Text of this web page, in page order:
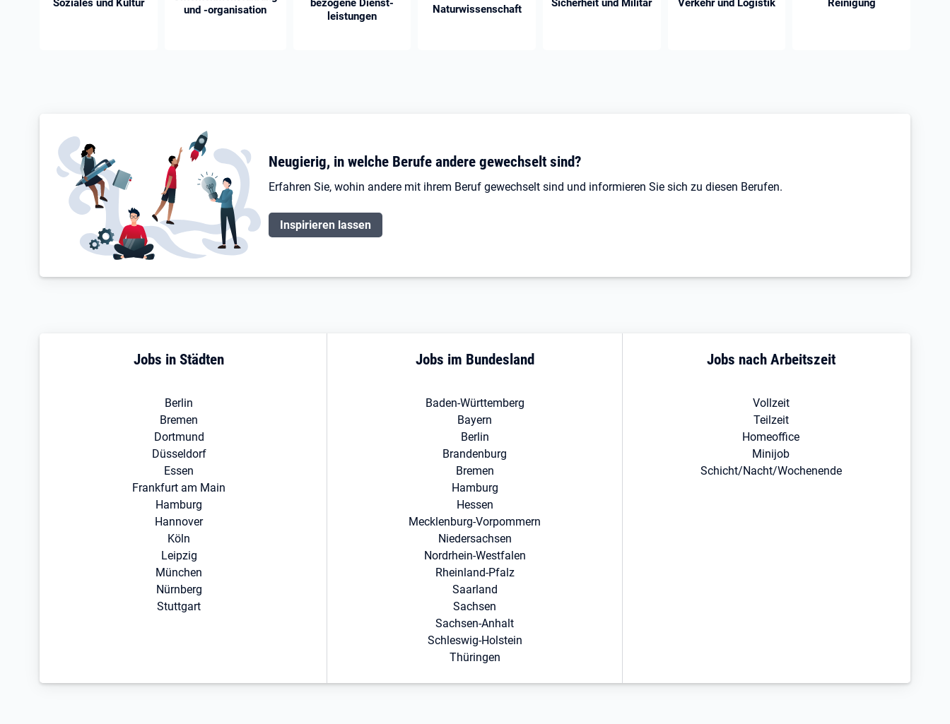
Soziales und Kultur
und -⁠organisation
bezogene Dienst­
leistungen
Naturwissenschaft
Sicherheit und Militär Verkehr und Logistik Reinigung
Neugierig, in welche Berufe andere gewechselt sind?
Erfahren Sie, wohin andere mit ihrem Beruf gewechselt sind und informieren Sie sich zu diesen Berufen.
Inspirieren lassen
Jobs in Städten
Berlin
Bremen
Dortmund
Düsseldorf
Essen
Frankfurt am Main
Hamburg
Hannover
Köln
Leipzig
München
Nürnberg
Stuttgart
Jobs im Bundesland
Baden-Württemberg
Bayern
Berlin
Brandenburg
Bremen
Hamburg
Hessen
Mecklenburg-Vorpommern
Niedersachsen
Nordrhein-Westfalen
Rheinland-Pfalz
Saarland
Sachsen
Sachsen-Anhalt
Schleswig-Holstein
Thüringen
Jobs nach Arbeitszeit
Vollzeit
Teilzeit
Homeoffice
Minijob
Schicht/Nacht/Wochenende